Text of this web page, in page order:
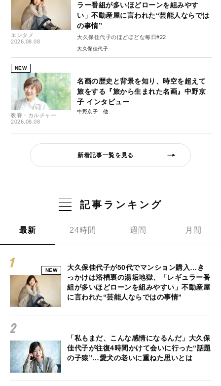
エンタメ
2026.08.08
ラー番組が多いほどローンを組みやす
い」不動産屋に言われた“芸能人ならでは
の事情”
大久保佳代子のほどほどな毎日#22
大久保佳代子
NEW
教養・カルチャー
2026.08.08
名画の歴史と背景を知り、時空を超えて
旅をする『旅から生まれた名画』中野京
子 インタビュー
中野京子
新着記事一覧を見る
記事ランキング
最新 24時間 週間 月間
NEW
大久保佳代子が50代でマンション購入…き
っかけは浴槽裏の湯垢地獄、「レギュラー番
組が多いほどローンを組みやすい」不動産屋
に言われた“芸能人ならではの事情”
「私もまだ、こんな感情になるんだ」大久保
佳代子が往復4時間かけて会いに行った“話題
の子猿”…愛犬の老いに重ねた思いとは